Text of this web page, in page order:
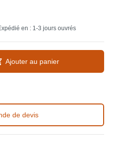
en : 1-3 jours ouvrés
Ajouter au panier
de devis